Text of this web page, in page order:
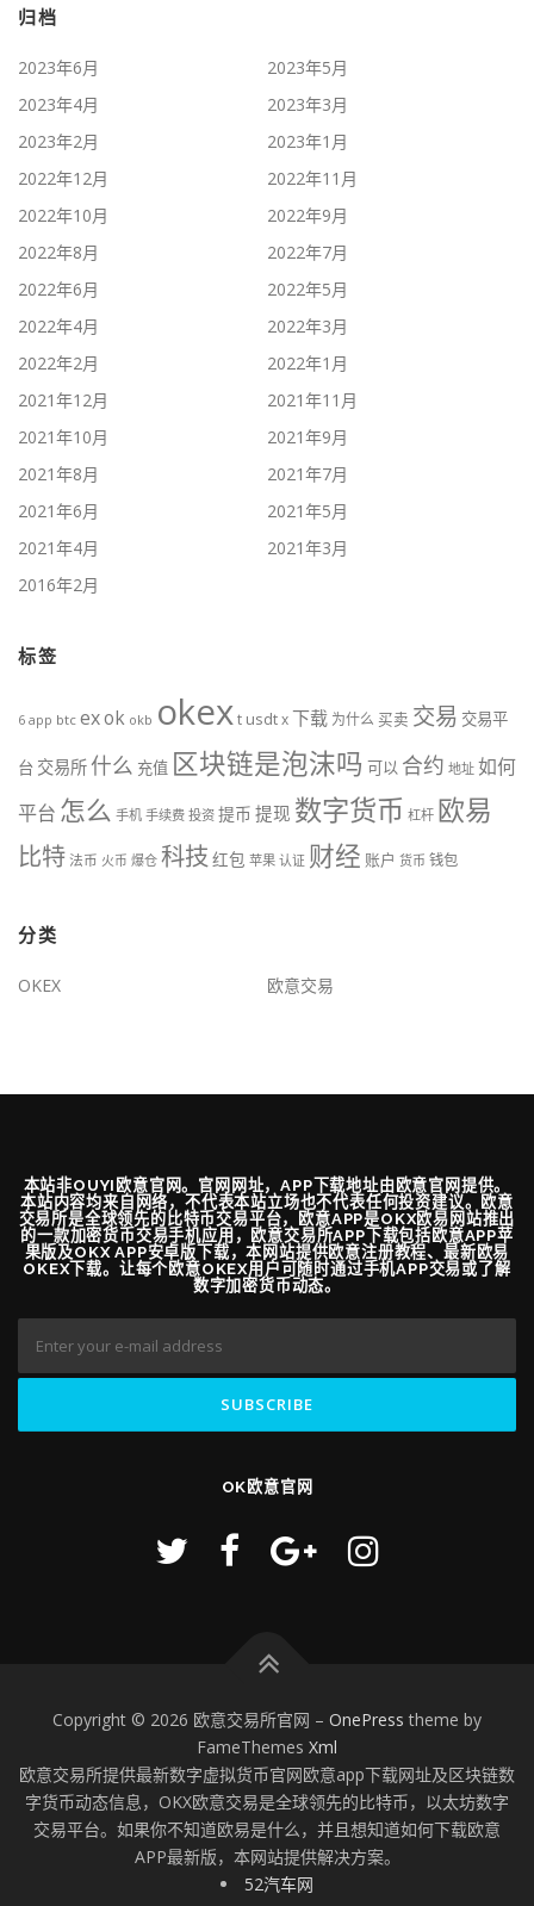
归档
2023年6月
2023年5月
2023年4月
2023年3月
2023年2月
2023年1月
2022年12月
2022年11月
2022年10月
2022年9月
2022年8月
2022年7月
2022年6月
2022年5月
2022年4月
2022年3月
2022年2月
2022年1月
2021年12月
2021年11月
2021年10月
2021年9月
2021年8月
2021年7月
2021年6月
2021年5月
2021年4月
2021年3月
2016年2月
标签
6 app btc exok okb okext usdtx下载 为什么 买卖 交易 交易平
台 交易所 什么 充值 区块链是泡沫吗 可以 合约 地址 如何
平台 怎么 手机 手续费 投资 提币 提现 数字货币 杠杆 欧易
比特法币 火币 爆仓 科技 红包 苹果 认证 财经 账户 货币 钱包
分类
OKEX 欧意交易
本站非OUYI欧意官网。官网网址，APP下载地址由欧意官网提供。
本站内容均来自网络，不代表本站立场也不代表任何投资建议。欧意
交易所是全球领先的比特币交易平台，欧意APP是OKX欧易网站推出
的一款加密货币交易手机应用，欧意交易所APP下载包括欧意APP苹
果版及OKX APP安卓版下载，本网站提供欧意注册教程、最新欧易
OKEX下载。让每个欧意OKEX用户可随时通过手机APP交易或了解
数字加密货币动态。
OK欧意官网
Copyright © 2026 欧意交易所官网 – OnePress theme by
FameThemes Xml
欧意交易所提供最新数字虚拟货币官网欧意app下载网址及区块链数
字货币动态信息，OKX欧意交易是全球领先的比特币，以太坊数字
交易平台。如果你不知道欧易是什么，并且想知道如何下载欧意
APP最新版，本网站提供解决方案。
52汽车网